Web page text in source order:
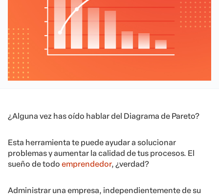
¿Alguna vez has oído hablar del Diagrama de Pareto?
Esta herramienta te puede ayudar a solucionar
problemas y aumentar la calidad de tus procesos. El
sueño de todo emprendedor, ¿verdad?
Administrar una empresa, independientemente de su